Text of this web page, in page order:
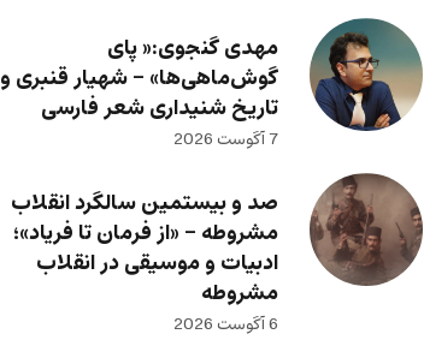
مهدی گنجوی:« پای
گوش‌ماهی‌ها» – شهیار قنبری و
تاریخ شنیداری شعر فارسی
7 آگوست 2026
صد و بیستمین سالگرد انقلاب
مشروطه – «از فرمان تا فریاد»؛
ادبیات و موسیقی در انقلاب
مشروطه
6 آگوست 2026